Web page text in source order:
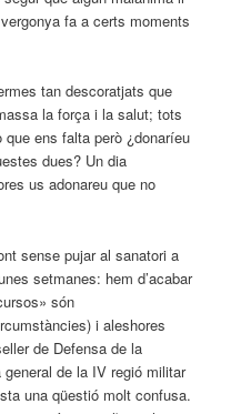
fa a certs moments
tan descoratjats que
la força i la salut; tots
ens falta però ¿donaríeu
dues? Un dia
us adonareu que no
sense pujar al sanatori a
setmanes: hem d’acabar
són
i aleshores
de Defensa de la
de la IV regió militar
una qüestió molt confusa.